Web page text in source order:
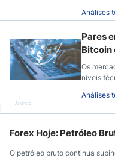
Análises
Pares
Bitcoin
Os
níveis
Análises
Anúncio
Forex Hoje: Petróleo
O petróleo bruto continua